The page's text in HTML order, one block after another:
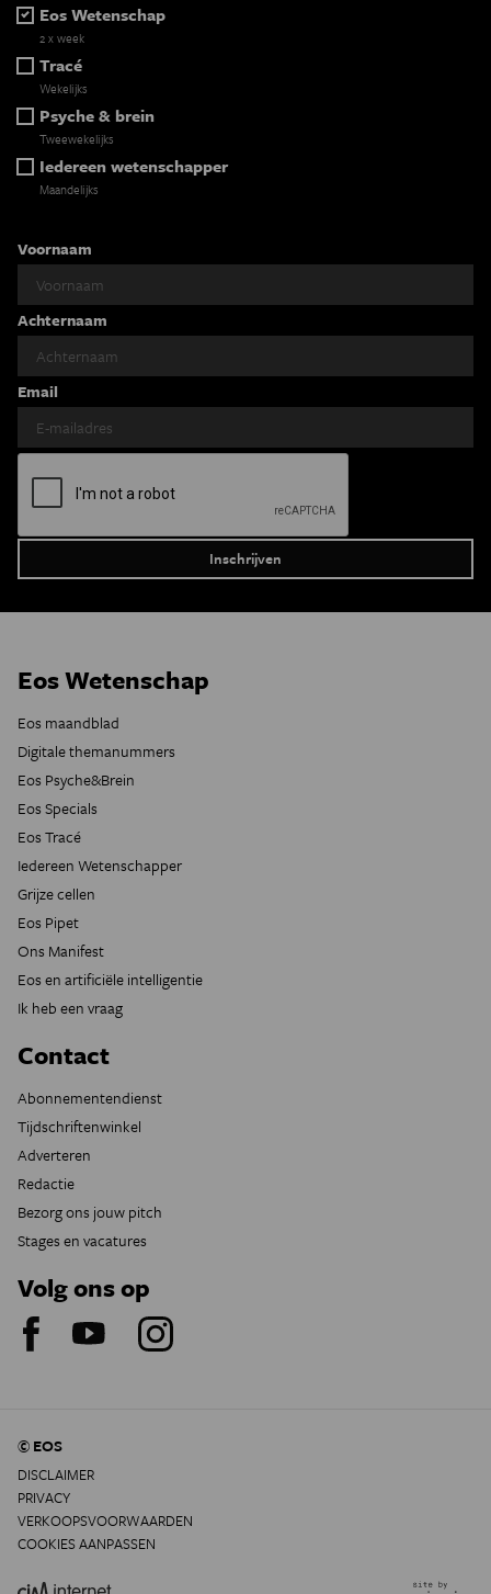
Eos Wetenschap
2 x week
Tracé
Wekelijks
Psyche & brein
Tweewekelijks
Iedereen wetenschapper
Maandelijks
Voornaam
Achternaam
Email
Eos Wetenschap
Eos maandblad
Digitale themanummers
Eos Psyche&Brein
Eos Specials
Eos Tracé
Iedereen Wetenschapper
Grijze cellen
Eos Pipet
Ons Manifest
Eos en artificiële intelligentie
Ik heb een vraag
Contact
Abonnementendienst
Tijdschriftenwinkel
Adverteren
Redactie
Bezorg ons jouw pitch
Stages en vacatures
Volg ons op
© EOS
DISCLAIMER
PRIVACY
VERKOOPSVOORWAARDEN
COOKIES AANPASSEN